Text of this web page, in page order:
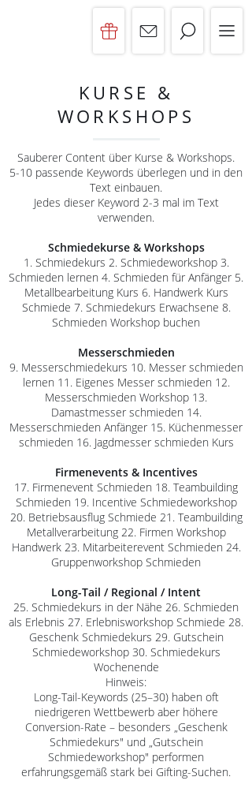
KURSE &
WORKSHOPS
Sauberer Content über Kurse & Workshops.
5-10 passende Keywords überlegen und in den
Text einbauen.
Jedes dieser Keyword 2-3 mal im Text
verwenden.
Schmiedekurse & Workshops
1. Schmiedekurs 2. Schmiedeworkshop 3.
Schmieden lernen 4. Schmieden für Anfänger 5.
Metallbearbeitung Kurs 6. Handwerk Kurs
Schmiede 7. Schmiedekurs Erwachsene 8.
Schmieden Workshop buchen
Messerschmieden
9. Messerschmiedekurs 10. Messer schmieden
lernen 11. Eigenes Messer schmieden 12.
Messerschmieden Workshop 13.
Damastmesser schmieden 14.
Messerschmieden Anfänger 15. Küchenmesser
schmieden 16. Jagdmesser schmieden Kurs
Firmenevents & Incentives
17. Firmenevent Schmieden 18. Teambuilding
Schmieden 19. Incentive Schmiedeworkshop
20. Betriebsausflug Schmiede 21. Teambuilding
Metallverarbeitung 22. Firmen Workshop
Handwerk 23. Mitarbeiterevent Schmieden 24.
Gruppenworkshop Schmieden
Long-Tail / Regional / Intent
25. Schmiedekurs in der Nähe 26. Schmieden
als Erlebnis 27. Erlebnisworkshop Schmiede 28.
Geschenk Schmiedekurs 29. Gutschein
Schmiedeworkshop 30. Schmiedekurs
Wochenende
Hinweis:
Long-Tail-Keywords (25–30) haben oft
niedrigeren Wettbewerb aber höhere
Conversion-Rate – besonders „Geschenk
Schmiedekurs" und „Gutschein
Schmiedeworkshop" performen
erfahrungsgemäß stark bei Gifting-Suchen.